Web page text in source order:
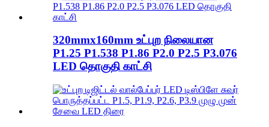
320mmx160mm உட்புற நிலையான
P1.25 P1.538 P1.86 P2.0 P2.5 P3.076
LED தொகுதி காட்சி